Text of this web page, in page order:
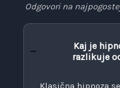
Odgovori na
Kaj je
razlikuje
Klasična hipnoza